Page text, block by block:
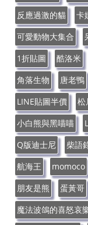
反應過激的貓
卡
可愛動物大集合
1折貼圖
酷洛米
角落生物
唐老鴨
LINE貼圖半價
松
小白熊與黑喵喵
Q版迪士尼
柴語
航海王
momoco
朋友是熊
蛋黃哥
魔法波鴿的喜怒哀